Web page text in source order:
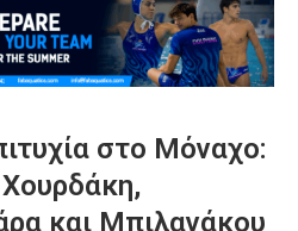
στο Μόναχο:
Χουρδάκη,
και Μπιλανάκου